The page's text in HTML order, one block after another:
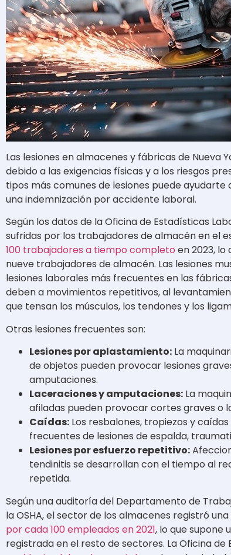
Las lesiones en almacenes y fábricas de
debido a las exigencias físicas y a los riesgos
tipos más comunes de lesiones puede
una indemnización por accidente laboral.
Según los datos de la Oficina de Estadísticas
sufridas por los trabajadores de almacén en el
100 trabajadores a tiempo completo en 2023, lo
nueve trabajadores de almacén. Las lesiones
lesiones laborales más frecuentes en las
deben a movimientos repetitivos, al
que tensan los músculos, los tendones y los
Otras lesiones frecuentes son:
Lesiones por aplastamiento: La
de objetos pueden provocar lesiones
amputaciones.
Laceraciones y amputaciones: La
afiladas pueden provocar cortes graves o
Caídas: Los resbalones, tropiezos y
frecuentes de lesiones de espalda,
Lesiones por esfuerzo repetitivo:
tendinitis se desarrollan con el tiempo al
repetida.
Según una auditoría del Departamento de
la OSHA, el sector de los almacenes registró
por cada 100 empleados en 2021, lo que supone
registrada en el resto de sectores. La Oficina de